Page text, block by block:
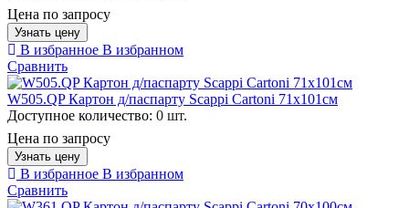
Цена по запросу
Узнать цену
В избранное В избранном
Сравнить
W505.QP Картон д/паспарту Scappi Cartoni 71х101см
Доступное количество: 0 шт.
Цена по запросу
Узнать цену
В избранное В избранном
Сравнить